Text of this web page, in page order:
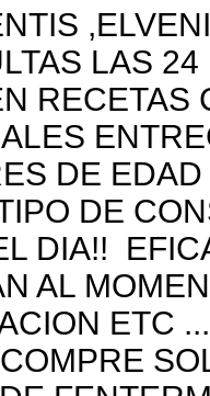
LAS
RECETAS
DE
DE
DIA!!
AL
ETC